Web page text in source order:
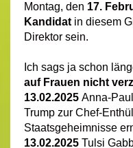
Montag, den 17.
Kandidat in diesem
Direktor sein.
Ich sags ja schon
auf Frauen nicht ver
13.02.2025 Anna-
Trump zur Chef-
Staatsgeheimnisse
13.02.2025 Tulsi